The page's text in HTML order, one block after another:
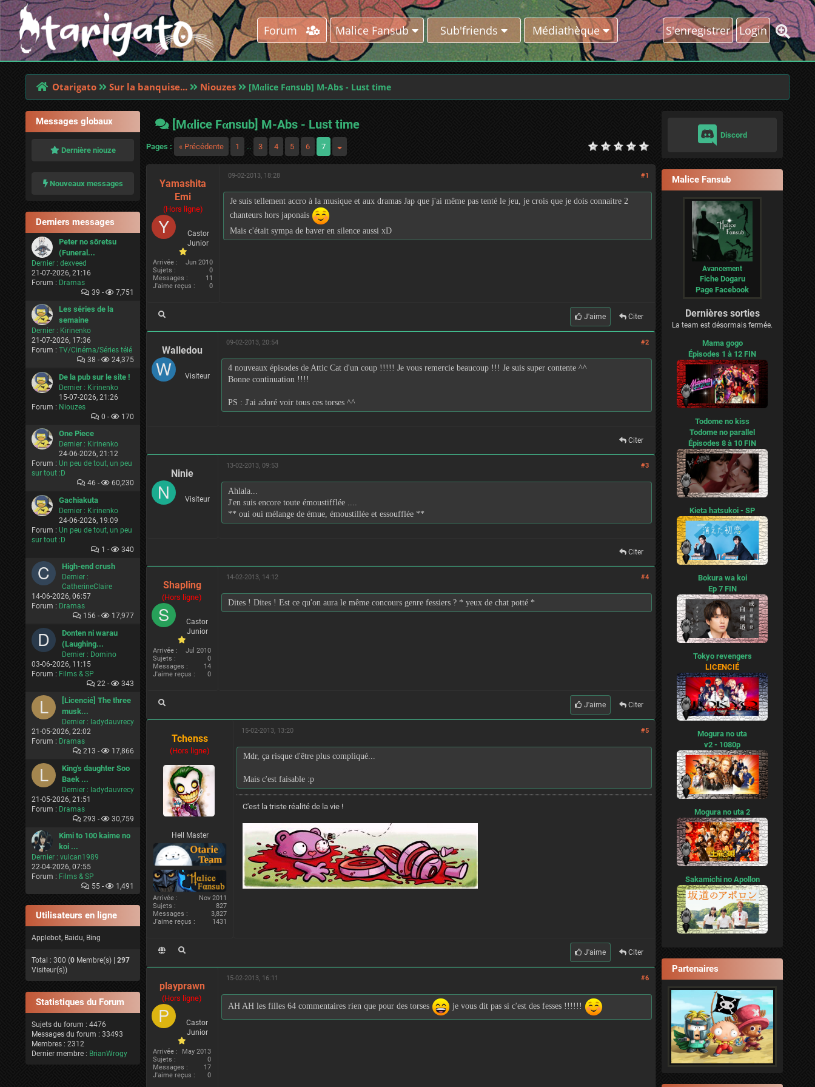
Forum Malice Fansub Sub'friends Médiathèque S'enregistrer Login
Otarigato Sur la banquise... Niouzes [Mαlice Fαnsub] M-Abs - Lust time
Messages globaux
Dernière niouze
Nouveaux messages
Derniers messages
Peter no sōretsu
(Funeral...
Dernier : dexveed
21-07-2026, 21:16
Forum : Dramas
39 -
7,751
Les séries de la
semaine
Dernier : Kirinenko
21-07-2026, 17:36
Forum : TV/Cinéma/Séries télé
38 -
24,375
De la pub sur le site !
Dernier : Kirinenko
15-07-2026, 21:26
Forum : Niouzes
0 -
170
One Piece
Dernier : Kirinenko
24-06-2026, 21:12
Forum : Un peu de tout, un peu
sur tout :D
46 -
60,230
Gachiakuta
Dernier : Kirinenko
24-06-2026, 19:09
Forum : Un peu de tout, un peu
sur tout :D
1 -
340
High-end crush
Dernier :
CatherineClaire
14-06-2026, 06:57
Forum : Dramas
156 -
17,977
Donten ni warau
(Laughing...
Dernier : Domino
03-06-2026, 11:15
Forum : Films & SP
22 -
343
[Licencié] The three
musk...
Dernier : ladydauvrecy
21-05-2026, 22:02
Forum : Dramas
213 -
17,866
King's daughter Soo
Baek ...
Dernier : ladydauvrecy
21-05-2026, 21:51
Forum : Dramas
293 -
30,759
Kimi to 100 kaime no
koi ...
Dernier : vulcan1989
22-04-2026, 07:55
Forum : Films & SP
55 -
1,491
Utilisateurs en ligne
Applebot, Baidu, Bing
Total : 300 (0 Membre(s) | 297
Visiteur(s))
Statistiques du Forum
Sujets du forum : 4476
Messages du forum : 33493
Membres : 2312
Dernier membre : BrianWrogy
[Mαlice Fαnsub] M-Abs - Lust time
Pages : « Précédente 1 … 3 4 5 6 7
Yamashita
Emi
(Hors ligne)
Castor
Junior
Arrivée :
Jun 2010
Sujets :
0
Messages :
11
J'aime reçus :
0
#1
09-02-2013, 18:28
Je suis tellement accro à la musique et aux dramas Jap que j'ai même pas tenté le jeu, je crois que je dois connaitre 2
chanteurs hors japonais
Mais c'était sympa de baver en silence aussi xD
J'aime Citer
Walledou
Visiteur
#2
09-02-2013, 20:54
4 nouveaux épisodes de Attic Cat d'un coup !!!!! Je vous remercie beaucoup !!! Je suis super contente ^^
Bonne continuation !!!!
PS : J'ai adoré voir tous ces torses ^^
Citer
Ninie
Visiteur
#3
13-02-2013, 09:53
Ahlala...
J'en suis encore toute émoustifflée ....
** oui oui mélange de émue, émoustillée et essoufflée **
Citer
Shapling
(Hors ligne)
Castor
Junior
Arrivée :
Jul 2010
Sujets :
0
Messages :
14
J'aime reçus :
0
#4
14-02-2013, 14:12
Dites ! Dites ! Est ce qu'on aura le même concours genre fessiers ? * yeux de chat potté *
J'aime Citer
Tchenss
(Hors ligne)
Hell Master
Arrivée :
Nov 2011
Sujets :
827
Messages :
3,827
J'aime reçus :
1431
#5
15-02-2013, 13:20
Mdr, ça risque d'être plus compliqué...
Mais c'est faisable :p
C'est la triste réalité de la vie !
J'aime Citer
playprawn
(Hors ligne)
Castor
Junior
Arrivée :
May 2013
Sujets :
0
Messages :
17
J'aime reçus :
0
#6
15-02-2013, 16:11
AH AH les filles 64 commentaires rien que pour des torses je vous dit pas si c'est des fesses !!!!!!
Discord
Malice Fansub
Avancement
Fiche Dogaru
Page Facebook
Dernières sorties
La team est désormais fermée.
Mama gogo
Épisodes 1 à 12 FIN
Todome no kiss
Todome no parallel
Épisodes 8 à 10 FIN
Kieta hatsukoi - SP
Bokura wa koi
Ep 7 FIN
Tokyo revengers
LICENCIÉ
Mogura no uta
v2 - 1080p
Mogura no uta 2
Sakamichi no Apollon
Partenaires